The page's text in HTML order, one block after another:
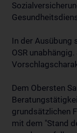
In der Ausübung
OSR
Dem Obersten
grundsätzlichen
mit dem "Stand